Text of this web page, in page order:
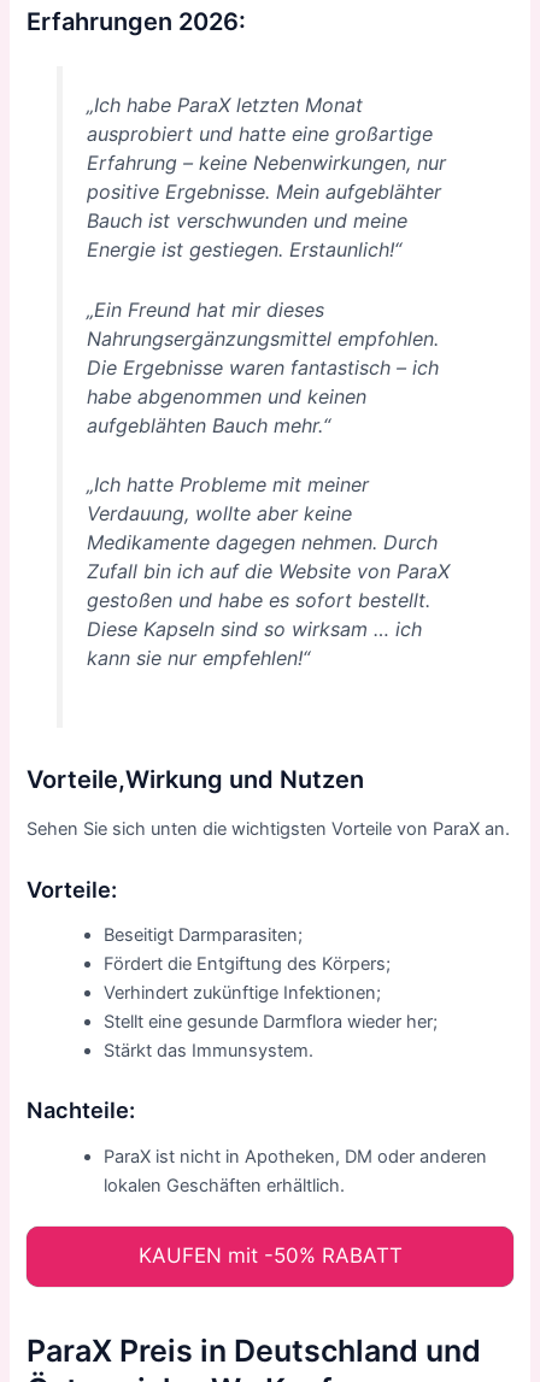
Erfahrungen 2026:
„Ich habe ParaX letzten Monat
ausprobiert und hatte eine großartige
Erfahrung – keine Nebenwirkungen, nur
positive Ergebnisse. Mein aufgeblähter
Bauch ist verschwunden und meine
Energie ist gestiegen. Erstaunlich!“
„Ein Freund hat mir dieses
Nahrungsergänzungsmittel empfohlen.
Die Ergebnisse waren fantastisch – ich
habe abgenommen und keinen
aufgeblähten Bauch mehr.“
„Ich hatte Probleme mit meiner
Verdauung, wollte aber keine
Medikamente dagegen nehmen. Durch
Zufall bin ich auf die Website von ParaX
gestoßen und habe es sofort bestellt.
Diese Kapseln sind so wirksam … ich
kann sie nur empfehlen!“
Vorteile,Wirkung und Nutzen
Sehen Sie sich unten die wichtigsten Vorteile von ParaX an.
Vorteile:
Beseitigt Darmparasiten;
Fördert die Entgiftung des Körpers;
Verhindert zukünftige Infektionen;
Stellt eine gesunde Darmflora wieder her;
Stärkt das Immunsystem.
Nachteile:
ParaX ist nicht in Apotheken, DM oder anderen
lokalen Geschäften erhältlich.
KAUFEN mit -50% RABATT
ParaX Preis in Deutschland und